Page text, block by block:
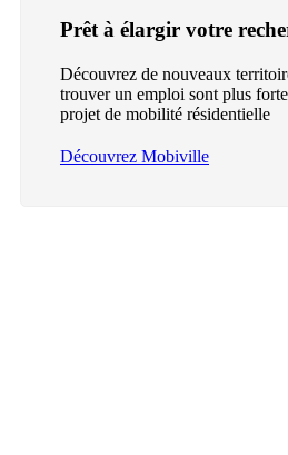
Prêt à élargir votre
Découvrez de nouveaux
trouver un emploi sont plus
projet de mobilité résidentielle
Découvrez Mobiville